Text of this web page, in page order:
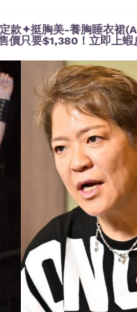
款✦挺胸美-養胸睡衣裙
價只要$1,380！立即上蝦